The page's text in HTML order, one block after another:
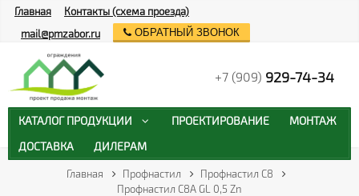
Главная Профнастил
Профнастил С8
Профнастил С8А GL 0,5 Zn
Главная
Контакты (схема проезда)
mail@pmzabor.ru
ОБРАТНЫЙ ЗВОНОК
+7 (909) 929-74-34
КАТАЛОГ ПРОДУКЦИИ ПРОЕКТИРОВАНИЕ
МОНТАЖ
ДОСТАВКА
ДИЛЕРАМ